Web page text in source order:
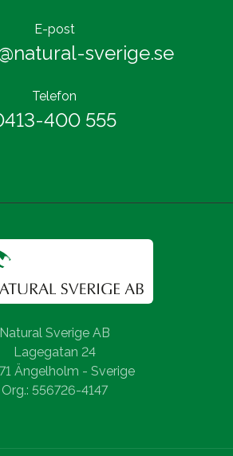
E-post
sverige.se
Telefon
400 555
Natural Sverige AB
Lagegatan 24
Ängelholm - Sverige
Org.: 556726-4147